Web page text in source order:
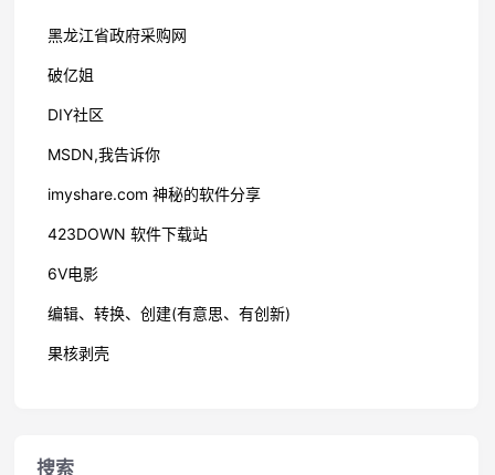
黑龙江省政府采购网
破亿姐
DIY社区
MSDN,我告诉你
imyshare.com 神秘的软件分享
423DOWN 软件下载站
6V电影
编辑、转换、创建(有意思、有创新)
果核剥壳
搜索